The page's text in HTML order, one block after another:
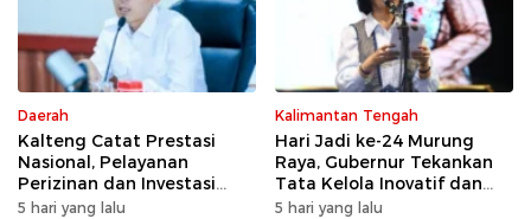
Daerah
Kalteng Catat Prestasi
Nasional, Pelayanan
Perizinan dan Investasi
Raih Predikat Sangat Baik
5 hari yang lalu
Kalimantan Tengah
Hari Jadi ke-24 Murung
Raya, Gubernur Tekankan
Tata Kelola Inovatif dan
Kesiapsiagaan Karhutla
5 hari yang lalu